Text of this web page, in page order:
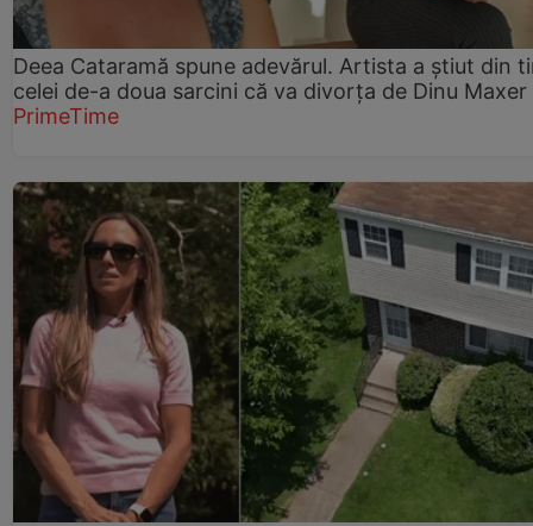
Deea Cataramă spune adevărul. Artista a știut din
celei de-a doua sarcini că va divorța de Dinu Maxer
PrimeTime